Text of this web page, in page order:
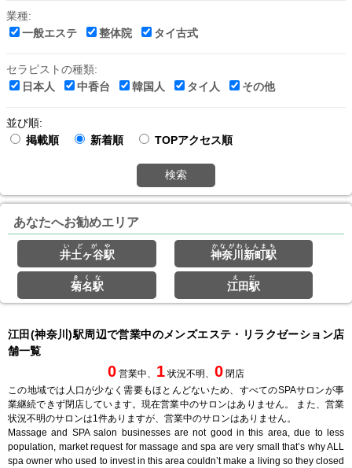
業種:
一般エステ
整体院 タイ古式
セラピストの種類:
日本人
中香台 韓国人 タイ人 その他
並び順:
掲載順
新着順 TOPアクセス順
検索
あなたへお勧めエリア
井土ヶ谷駅
いどがや
神奈川新町駅
かながわしんまち
菊名駅
きくな
江田駅
えだ
江田(神奈川)駅周辺で営業中のメンズエステ・リラクゼーション店
舗一覧
0 営業中、 1 状況不明、 0 閉店
この地域では人口が少なく需要もほとんどないため、すべてのSPAサロンが事
業継続できず閉店しています。現在営業中のサロンはありません。 また、営業
状況不明のサロンは1件ありますが、営業中のサロンはありません。
Massage and SPA salon businesses are not good in this area, due to less
population, market request for massage and spa are very small that’s why ALL
spa owner who used to invest in this area couldn’t make a living so they closed